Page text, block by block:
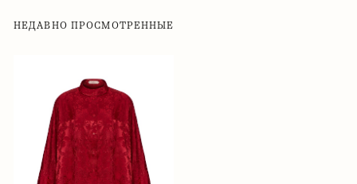
НЕДАВНО ПРОСМОТРЕННЫЕ